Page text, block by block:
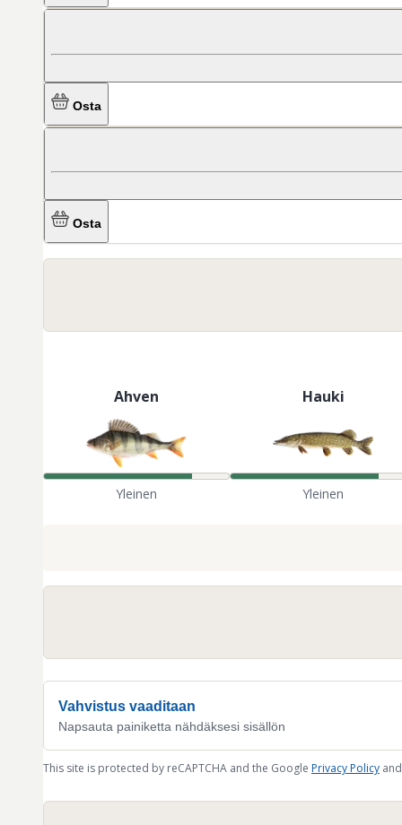
Osta
Osta
Ahven
Yleinen
Hauki
Yleinen
Vahvistus vaaditaan
Napsauta painiketta nähdäksesi sisällön
This site is protected by reCAPTCHA and the Google Privacy Policy and